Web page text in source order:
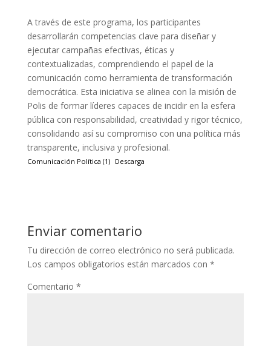
A través de este programa, los participantes
desarrollarán competencias clave para diseñar y
ejecutar campañas efectivas, éticas y
contextualizadas, comprendiendo el papel de la
comunicación como herramienta de transformación
democrática. Esta iniciativa se alinea con la misión de
Polis de formar líderes capaces de incidir en la esfera
pública con responsabilidad, creatividad y rigor técnico,
consolidando así su compromiso con una política más
transparente, inclusiva y profesional.
Comunicación Política (1) Descarga
Enviar comentario
Tu dirección de correo electrónico no será publicada.
Los campos obligatorios están marcados con *
Comentario *